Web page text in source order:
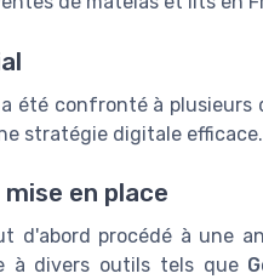
été confronté à
stratégie digitale
en place
d'abord procédé à une
à divers outils tels que